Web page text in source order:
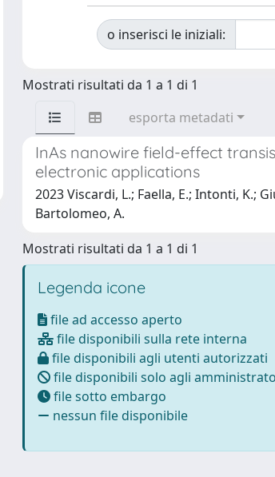
o inserisci le iniziali:
Mostrati risultati da 1 a 1 di 1
esporta metadati
InAs nanowire field-effect
electronic applications
2023 Viscardi, L.; Faella, E.; Intonti, K.;
Bartolomeo, A.
Mostrati risultati da 1 a 1 di 1
Legenda icone
file ad accesso aperto
file disponibili sulla rete interna
file disponibili agli utenti autorizzati
file disponibili solo agli
file sotto embargo
nessun file disponibile